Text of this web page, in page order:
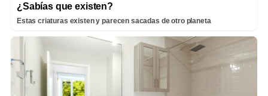
¿Sabías que existen?
Estas criaturas existen y parecen sacadas de otro planeta